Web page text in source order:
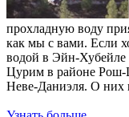
прохладную воду
как мы с вами. Если
водой в Эйн-
Цурим в районе Рош-
Неве-Даниэля. О них